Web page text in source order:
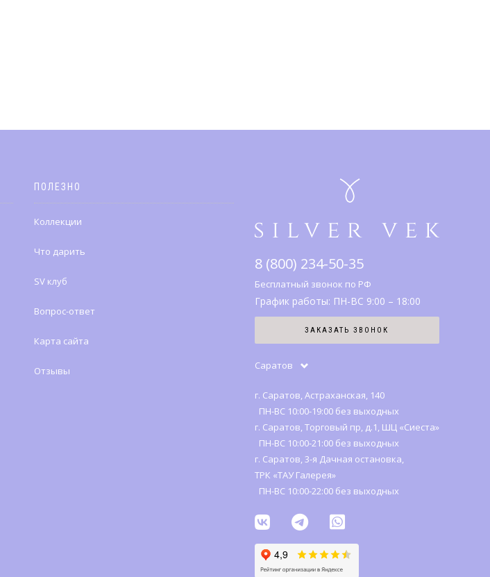
ПОЛЕЗНО
Коллекции
Что дарить
SV клуб
Вопрос-ответ
Карта сайта
Отзывы
8 (800) 234-50-35
Бесплатный звонок по РФ
График работы: ПН-ВС 9:00 – 18:00
ЗАКАЗАТЬ ЗВОНОК
Саратов
г. Саратов, Астраханская, 140
ПН-ВС 10:00-19:00 без выходных
г. Саратов, Торговый пр, д.1, ШЦ «Сиеста»
ПН-ВС 10:00-21:00 без выходных
г. Саратов, 3-я Дачная остановка,
ТРК «ТАУ Галерея»
ПН-ВС 10:00-22:00 без выходных